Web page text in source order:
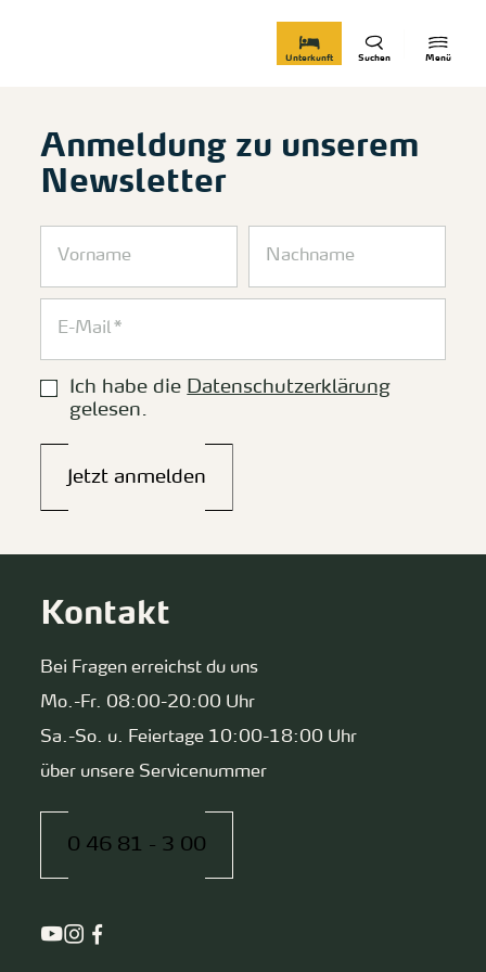
Menü
Suchen
Unterkunft
Anmeldung zu unserem
Newsletter
Ich habe die Datenschutzerklärung
gelesen.
Jetzt anmelden
Kontakt
Bei Fragen erreichst du uns
Mo.-Fr. 08:00-20:00 Uhr
Sa.-So. u. Feiertage 10:00-18:00 Uhr
über unsere Servicenummer
0 46 81 - 3 00